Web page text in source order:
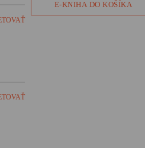
E-KNIHA DO KOŠÍKA